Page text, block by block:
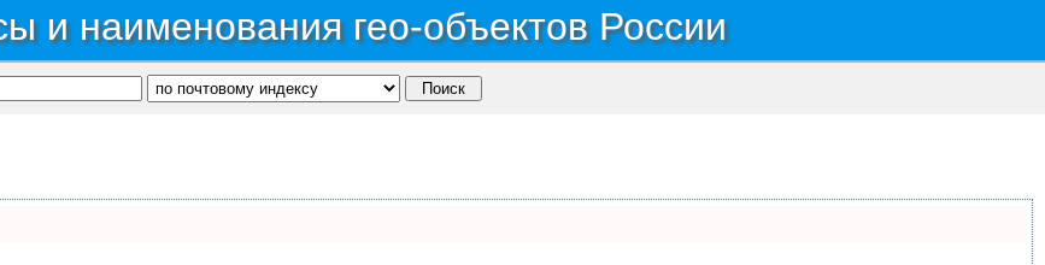
и наименования гео-объектов России